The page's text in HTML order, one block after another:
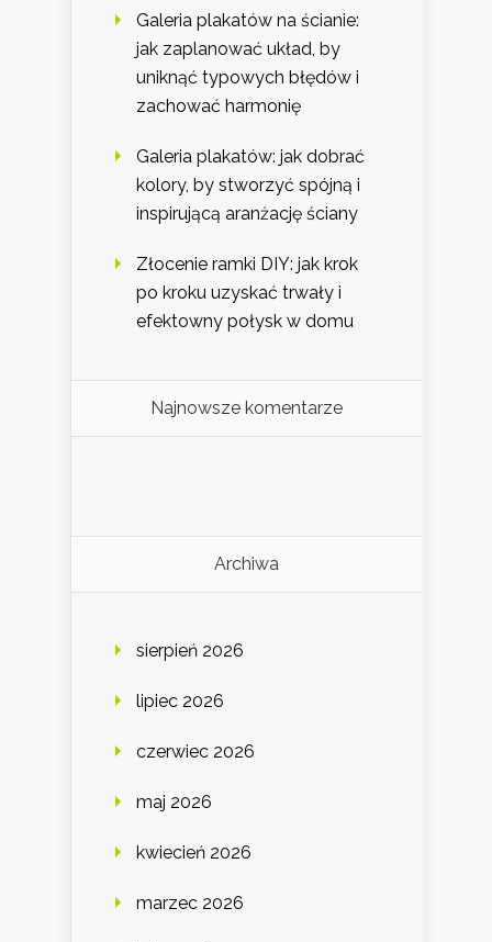
Galeria plakatów na ścianie:
jak zaplanować układ, by
uniknąć typowych błędów i
zachować harmonię
Galeria plakatów: jak dobrać
kolory, by stworzyć spójną i
inspirującą aranżację ściany
Złocenie ramki DIY: jak krok
po kroku uzyskać trwały i
efektowny połysk w domu
Najnowsze komentarze
Archiwa
sierpień 2026
lipiec 2026
czerwiec 2026
maj 2026
kwiecień 2026
marzec 2026